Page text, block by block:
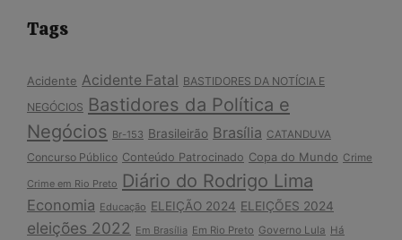
Tags
Acidente Acidente Fatal BASTIDORES DA NOTÍCIA E
NEGÓCIOS Bastidores da Política e
Negócios Br-153 Brasileirão Brasília CATANDUVA
Concurso Público Conteúdo Patrocinado Copa do Mundo Crime
Crime em Rio Preto Diário do Rodrigo Lima
Economia Educação ELEIÇÃO 2024 ELEIÇÕES 2024
eleições 2022 Em Brasília Em Rio Preto Governo Lula Há